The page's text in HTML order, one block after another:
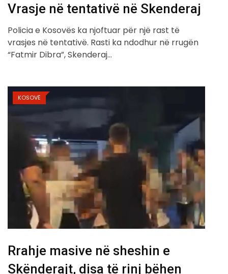
Vrasje në tentativë në Skenderaj
Policia e Kosovës ka njoftuar për një rast të
vrasjes në tentativë. Rasti ka ndodhur në rrugën
“Fatmir Dibra”, Skenderaj…
KOSOVË
Rrahje masive në sheshin e
Skënderajt, disa të rinj bëhen